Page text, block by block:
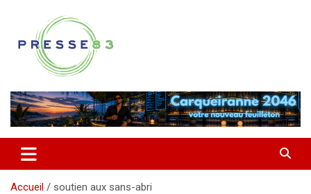
contenu
Presse 83
Accueil soutien aux sans-abri